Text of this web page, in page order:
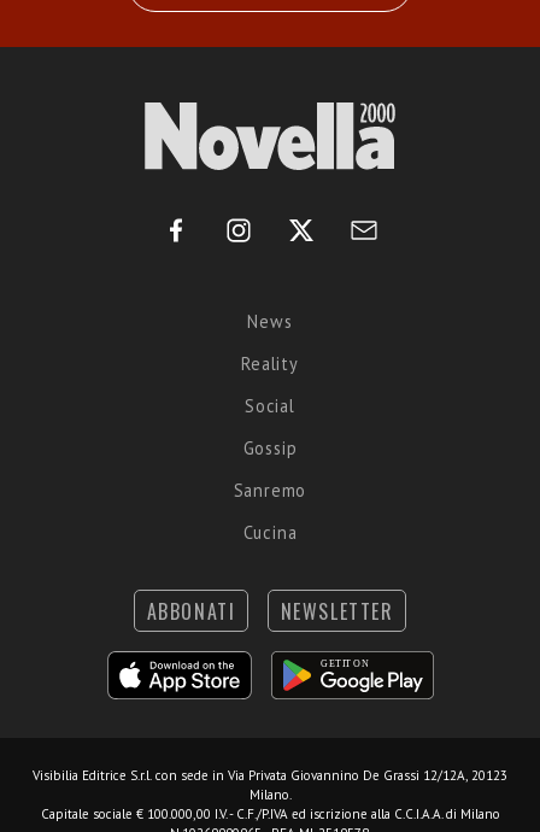
News
Reality
Social
Gossip
Sanremo
Cucina
ABBONATI NEWSLETTER
Visibilia Editrice S.r.l. con sede in Via Privata Giovannino De Grassi 12/12A, 20123
Milano.
Capitale sociale € 100.000,00 I.V. - C.F./P.IVA ed iscrizione alla C.C.I.A.A. di Milano